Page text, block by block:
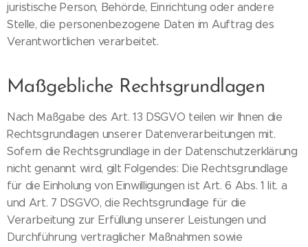
juristische Person, Behörde, Einrichtung oder andere
Stelle, die personenbezogene Daten im Auftrag des
Verantwortlichen verarbeitet.
Maßgebliche Rechtsgrundlagen
Nach Maßgabe des Art. 13 DSGVO teilen wir Ihnen die
Rechtsgrundlagen unserer Datenverarbeitungen mit.
Sofern die Rechtsgrundlage in der Datenschutzerklärung
nicht genannt wird, gilt Folgendes: Die Rechtsgrundlage
für die Einholung von Einwilligungen ist Art. 6 Abs. 1 lit. a
und Art. 7 DSGVO, die Rechtsgrundlage für die
Verarbeitung zur Erfüllung unserer Leistungen und
Durchführung vertraglicher Maßnahmen sowie